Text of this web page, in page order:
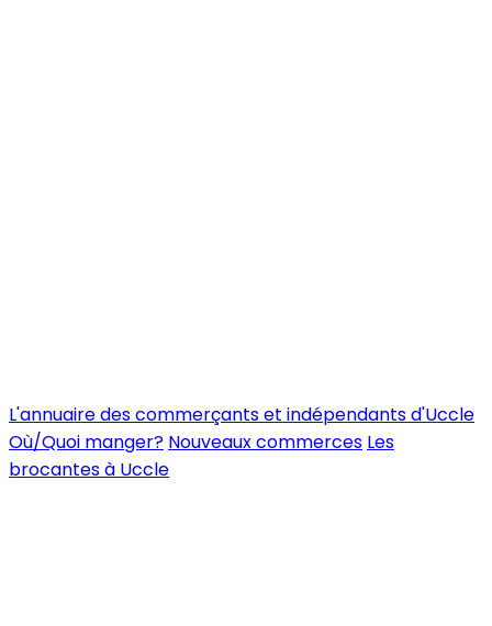
L'annuaire des commerçants et indépendants d'Uccle
Où/Quoi manger? Nouveaux commerces Les
brocantes à Uccle